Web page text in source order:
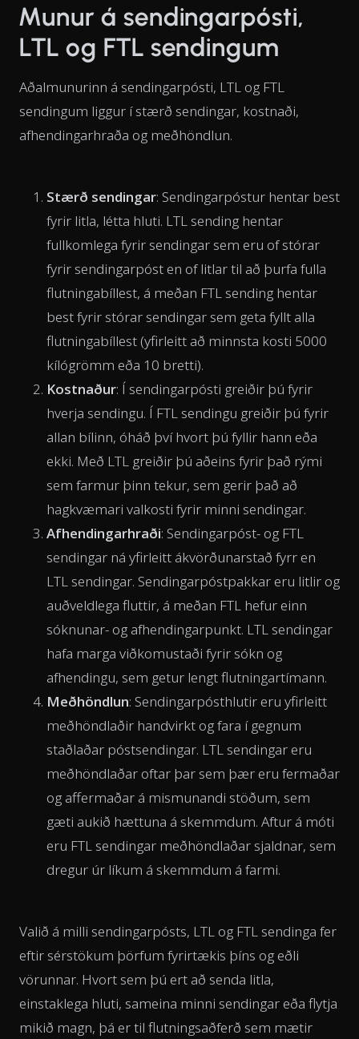
Munur á sendingarpósti,
LTL og FTL sendingum
Aðalmunurinn á sendingarpósti, LTL og FTL
sendingum liggur í stærð sendingar, kostnaði,
afhendingarhraða og meðhöndlun.
Stærð sendingar: Sendingarpóstur hentar best
fyrir litla, létta hluti. LTL sending hentar
fullkomlega fyrir sendingar sem eru of stórar
fyrir sendingarpóst en of litlar til að þurfa fulla
flutningabíllest, á meðan FTL sending hentar
best fyrir stórar sendingar sem geta fyllt alla
flutningabíllest (yfirleitt að minnsta kosti 5000
kílógrömm eða 10 bretti).
Kostnaður: Í sendingarpósti greiðir þú fyrir
hverja sendingu. Í FTL sendingu greiðir þú fyrir
allan bílinn, óháð því hvort þú fyllir hann eða
ekki. Með LTL greiðir þú aðeins fyrir það rými
sem farmur þinn tekur, sem gerir það að
hagkvæmari valkosti fyrir minni sendingar.
Afhendingarhraði: Sendingarpóst- og FTL
sendingar ná yfirleitt ákvörðunarstað fyrr en
LTL sendingar. Sendingarpóstpakkar eru litlir og
auðveldlega fluttir, á meðan FTL hefur einn
sóknunar- og afhendingarpunkt. LTL sendingar
hafa marga viðkomustaði fyrir sókn og
afhendingu, sem getur lengt flutningartímann.
Meðhöndlun: Sendingarpósthlutir eru yfirleitt
meðhöndlaðir handvirkt og fara í gegnum
staðlaðar póstsendingar. LTL sendingar eru
meðhöndlaðar oftar þar sem þær eru fermaðar
og affermaðar á mismunandi stöðum, sem
gæti aukið hættuna á skemmdum. Aftur á móti
eru FTL sendingar meðhöndlaðar sjaldnar, sem
dregur úr líkum á skemmdum á farmi.
Valið á milli sendingarpósts, LTL og FTL sendinga fer
eftir sérstökum þörfum fyrirtækis þíns og eðli
vörunnar. Hvort sem þú ert að senda litla,
einstaklega hluti, sameina minni sendingar eða flytja
mikið magn, þá er til flutningsaðferð sem mætir